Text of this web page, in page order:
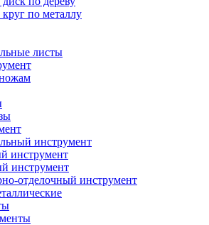
по металлу
листы
инструмент
инструмент
инструмент
отделочный инструмент